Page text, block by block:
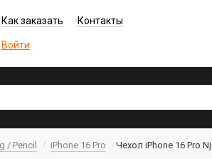
Как заказать Контакты
Войти
/ Pencil iPhone 16 Pro Чехол iPhone 16 Pro